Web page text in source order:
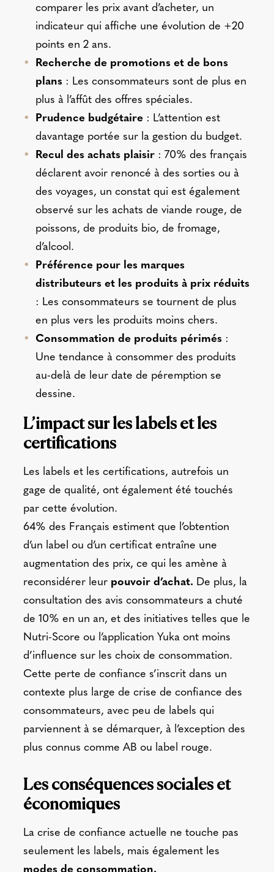
comparer les prix avant d’acheter, un
indicateur qui affiche une évolution de +20
points en 2 ans.
Recherche de promotions et de bons
plans: Les consommateurs sont de plus en
plus à l’affût des offres spéciales.
Prudence budgétaire: L’attention est
davantage portée sur la gestion du budget.
Recul des achats plaisir: 70% des français
déclarent avoir renoncé à des sorties ou à
des voyages, un constat qui est également
observé sur les achats de viande rouge, de
poissons, de produits bio, de fromage,
d’alcool.
Préférence pour les marques
distributeurs et les produits à prix réduits
: Les consommateurs se tournent de plus
en plus vers les produits moins chers.
Consommation de produits périmés:
Une tendance à consommer des produits
au-delà de leur date de péremption se
dessine.
L’impact sur les labels et les
certifications
Les labels et les certifications, autrefois un
gage de qualité, ont également été touchés
par cette évolution.
64% des Français estiment que l’obtention
d’un label ou d’un certificat entraîne une
augmentation des prix, ce qui les amène à
reconsidérer leur pouvoir d’achat. De plus, la
consultation des avis consommateurs a chuté
de 10% en un an, et des initiatives telles que le
Nutri-Score ou l’application Yuka ont moins
d’influence sur les choix de consommation.
Cette perte de confiance s’inscrit dans un
contexte plus large de crise de confiance des
consommateurs, avec peu de labels qui
parviennent à se démarquer, à l’exception des
plus connus comme AB ou label rouge.
Les conséquences sociales et
économiques
La crise de confiance actuelle ne touche pas
seulement les labels, mais également les